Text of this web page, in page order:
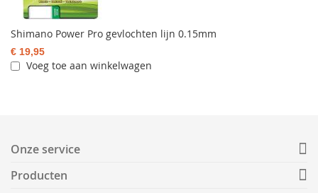
Shimano Power Pro gevlochten lijn 0.15mm
€ 19,95
Voeg toe aan winkelwagen
Onze service
Producten